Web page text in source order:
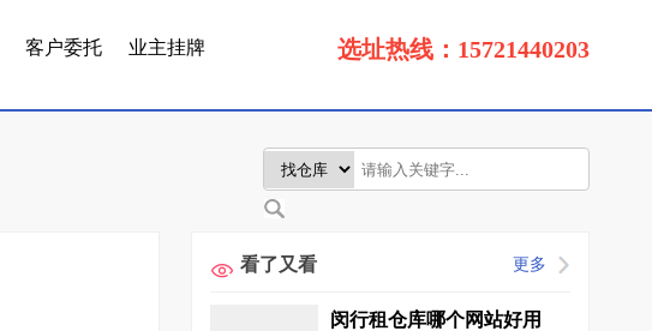
客户委托 业主挂牌 选址热线：15721440203
看了又看 更多
闵行租仓库哪个网站好用